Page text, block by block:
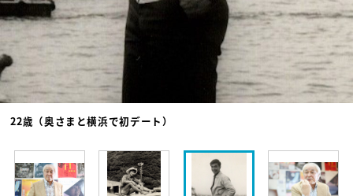
22歳（奥さまと横浜で初デート）